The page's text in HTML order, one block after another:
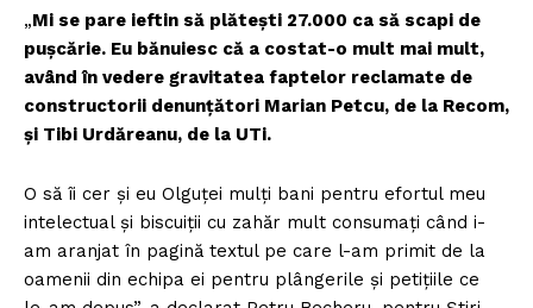
„Mi se pare ieftin să plătești 27.000 ca să scapi de
pușcărie. Eu bănuiesc că a costat-o mult mai mult,
având în vedere gravitatea faptelor reclamate de
constructorii denunțători Marian Petcu, de la Recom,
și Tibi Urdăreanu, de la UTi.
O să îi cer și eu Olguței mulți bani pentru efortul meu
intelectual și biscuiții cu zahăr mult consumați când i-
am aranjat în pagină textul pe care l-am primit de la
oamenii din echipa ei pentru plângerile și petițiile ce